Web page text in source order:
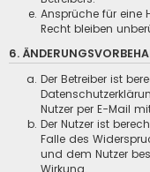
Ansprüche für
Recht bleiben
6.
Der Betreiber ist
Nutzer per E-Mail
Der Nutzer ist
Falle des
und dem Nutzer